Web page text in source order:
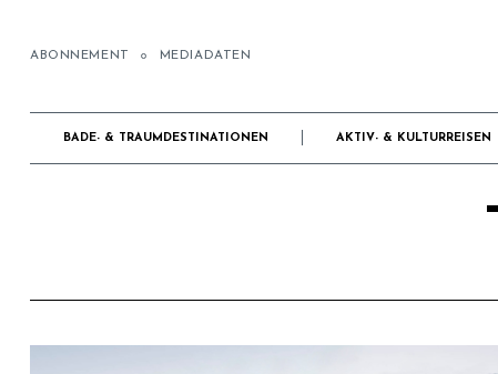
ABONNEMENT MEDIADATEN
BADE- & TRAUMDESTINATIONEN AKTIV- & KULTURREISEN